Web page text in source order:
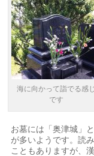
海に向かって詣でる感じ
です
お墓には「奥津城」
が多いようです。読
こともありますが、